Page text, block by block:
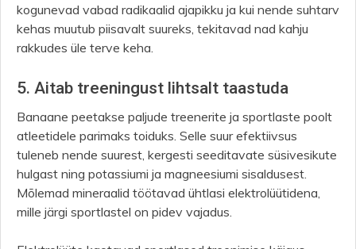
kogunevad vabad radikaalid ajapikku ja kui nende suhtarv
kehas muutub piisavalt suureks, tekitavad nad kahju
rakkudes üle terve keha.
5. Aitab treeningust lihtsalt taastuda
Banaane peetakse paljude treenerite ja sportlaste poolt
atleetidele parimaks toiduks. Selle suur efektiivsus
tuleneb nende suurest, kergesti seeditavate süsivesikute
hulgast ning potassiumi ja magneesiumi sisaldusest.
Mõlemad mineraalid töötavad ühtlasi elektrolüütidena,
mille järgi sportlastel on pidev vajadus.